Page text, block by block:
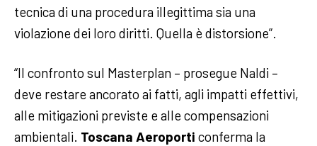
tecnica di una procedura illegittima sia una
violazione dei loro diritti. Quella è distorsione”.
“Il confronto sul Masterplan – prosegue Naldi –
deve restare ancorato ai fatti, agli impatti effettivi,
alle mitigazioni previste e alle compensazioni
ambientali. Toscana Aeroporti conferma la